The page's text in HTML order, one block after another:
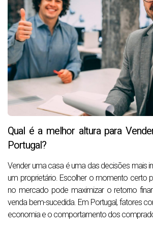
Qual é a melhor altura para
Portugal?
Vender uma casa é uma das decisões mais
um proprietário. Escolher o momento certo
no mercado pode maximizar o retorno
venda bem-sucedida. Em Portugal, fatores
economia e o comportamento dos